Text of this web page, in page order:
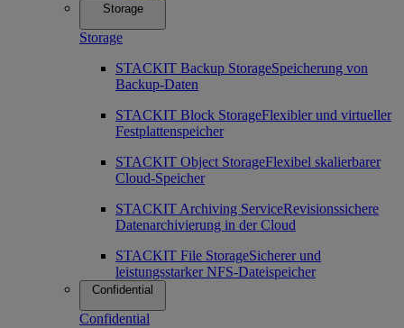
Storage
Storage
STACKIT Backup StorageSpeicherung von
Backup-Daten
STACKIT Block StorageFlexibler und virtueller
Festplattenspeicher
STACKIT Object StorageFlexibel skalierbarer
Cloud-Speicher
STACKIT Archiving ServiceRevisionssichere
Datenarchivierung in der Cloud
STACKIT File StorageSicherer und
leistungsstarker NFS-Dateispeicher
Confidential
Confidential